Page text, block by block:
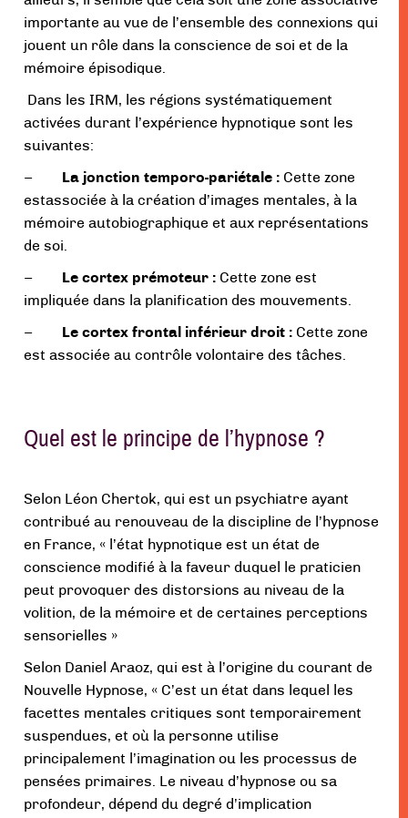
importante au vue de l’ensemble des connexions qui
jouent un rôle dans la conscience de soi et de la
mémoire épisodique.
Dans les IRM, les régions systématiquement
activées durant l’expérience hypnotique sont les
suivantes:
– La jonction temporo-pariétale : Cette zone
estassociée à la création d’images mentales, à la
mémoire autobiographique et aux représentations
de soi.
– Le cortex prémoteur : Cette zone est
impliquée dans la planification des mouvements.
– Le cortex frontal inférieur droit : Cette zone
est associée au contrôle volontaire des tâches.
Quel est le principe de l’hypnose ?
Selon Léon Chertok, qui est un psychiatre ayant
contribué au renouveau de la discipline de l’hypnose
en France, « l’état hypnotique est un état de
conscience modifié à la faveur duquel le praticien
peut provoquer des distorsions au niveau de la
volition, de la mémoire et de certaines perceptions
sensorielles »
Selon Daniel Araoz, qui est à l’origine du courant de
Nouvelle Hypnose, « C’est un état dans lequel les
facettes mentales critiques sont temporairement
suspendues, et où la personne utilise
principalement l’imagination ou les processus de
pensées primaires. Le niveau d’hypnose ou sa
profondeur, dépend du degré d’implication